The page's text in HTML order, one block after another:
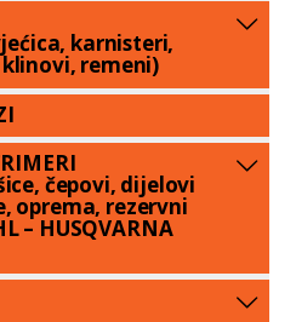
karnisteri,
remeni)
čepovi, dijelovi
oprema, rezervni
– HUSQVARNA